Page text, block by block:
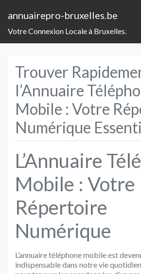
annuairepro-bruxelles.be
Votre Connexion Locale à Bruxelles.
Trouver
l’Annuaire
Mobile : Votre
Numérique
L’Annuaire
Mobile : Votre
Répertoire
Numérique
L’annuaire téléphone mobile est
indispensable dans notre vie